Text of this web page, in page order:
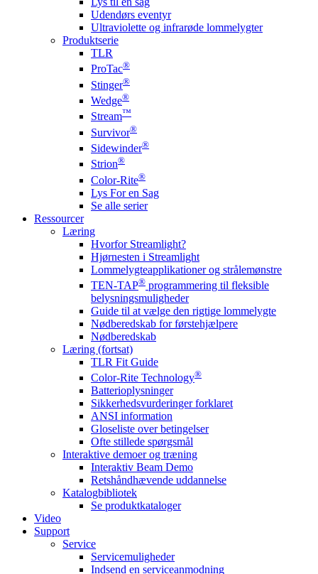
Udendørs eventyr
Ultraviolette og infrarøde lommelygter
Produktserie
TLR
ProTac®
Stinger®
Wedge®
Stream™
Survivor®
Sidewinder®
Strion®
Color-Rite®
Lys For en Sag
Se alle serier
Ressourcer
Læring
Hvorfor Streamlight?
Hjørnesten i Streamlight
Lommelygteapplikationer og strålemønstre
TEN-TAP® programmering til fleksible
belysningsmuligheder
Guide til at vælge den rigtige lommelygte
Nødberedskab for førstehjælpere
Nødberedskab
Læring (fortsat)
TLR Fit Guide
Color-Rite Technology®
Batterioplysninger
Sikkerhedsvurderinger forklaret
ANSI information
Gloseliste over betingelser
Ofte stillede spørgsmål
Interaktive demoer og træning
Interaktiv Beam Demo
Retshåndhævende uddannelse
Katalogbibliotek
Se produktkataloger
Video
Support
Service
Servicemuligheder
Indsend en serviceanmodning